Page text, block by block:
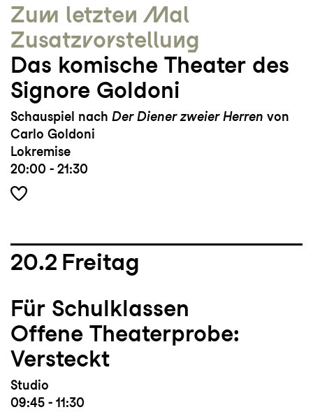
Zum letzten Mal
Zusatz­vorstellung
Das komische Theater des
Signore Goldoni
Schauspiel nach Der Diener zweier Herren von
Carlo Goldoni
Lokremise
20:00 - 21:30
20.2 Freitag
Für Schulklassen
Offene Theaterprobe:
Versteckt
Studio
09:45 - 11:30